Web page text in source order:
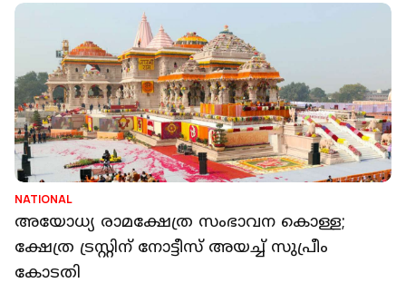
NATIONAL
അയോധ്യ രാമക്ഷേത്ര സംഭാവന കൊള്ള;
ക്ഷേത്ര ട്രസ്റ്റിന് നോട്ടീസ് അയച്ച് സുപ്രീം
കോടതി